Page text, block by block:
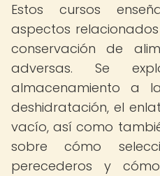
Estos cursos
aspectos
conservación de
adversas. Se
almacenamiento a
deshidratación, el
vacío, así como
sobre cómo
perecederos y